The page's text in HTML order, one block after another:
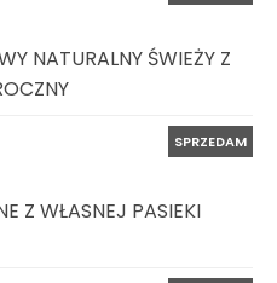
NATURALNY ŚWIEŻY Z
SPRZEDAM
Z WŁASNEJ PASIEKI